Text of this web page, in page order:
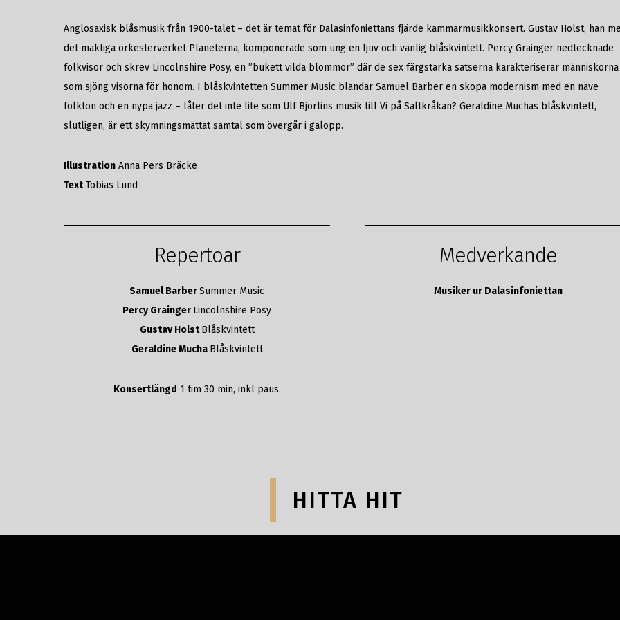
Anglosaxisk blåsmusik från 1900-talet – det är temat för Dalasinfoniettans fjärde kammarmusikkonsert. Gustav Holst, han
det mäktiga orkesterverket Planeterna, komponerade som ung en ljuv och vänlig blåskvintett. Percy Grainger nedtecknade
folkvisor och skrev Lincolnshire Posy, en ”bukett vilda blommor” där de sex färgstarka satserna karakteriserar människorna
som sjöng visorna för honom. I blåskvintetten Summer Music blandar Samuel Barber en skopa modernism med en näve
folkton och en nypa jazz – låter det inte lite som Ulf Björlins musik till Vi på Saltkråkan? Geraldine Muchas blåskvintett,
slutligen, är ett skymningsmättat samtal som övergår i galopp.
Illustration Anna Pers Bräcke
TextTobias Lund
Repertoar
Samuel BarberSummer Music
Percy Grainger Lincolnshire Posy
Gustav HolstBlåskvintett
Geraldine Mucha Blåskvintett
Konsertlängd 1 tim 30 min, inkl paus.
Medverkande
Musiker ur Dalasinfoniettan
HITTA HIT